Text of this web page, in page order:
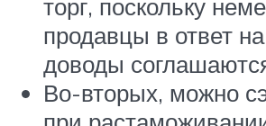
торг, поскольку
продавцы в ответ
доводы
Во-вторых, можно